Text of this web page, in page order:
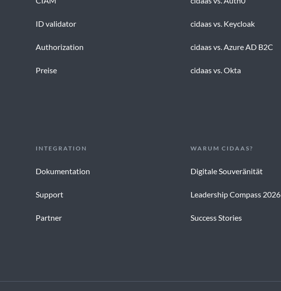
ID validator
Authorization
Preise
cidaas vs. Keycloak
cidaas vs. Azure AD B2C
cidaas vs. Okta
INTEGRATION
Dokumentation
Support
Partner
WARUM CIDAAS?
Digitale Souveränität
Leadership Compass 2026
Success Stories